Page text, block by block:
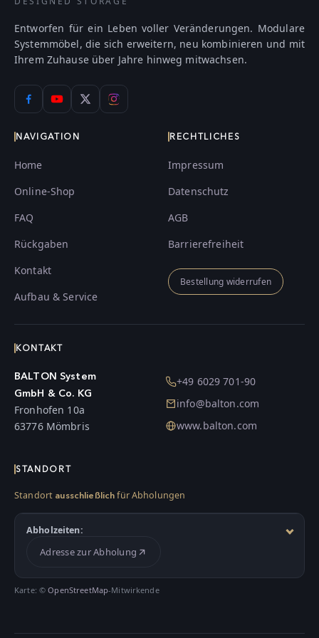
Entworfen für ein Leben voller Veränderungen. Modulare
Systemmöbel, die sich erweitern, neu kombinieren und mit
Ihrem Zuhause über Jahre hinweg mitwachsen.
NAVIGATION
Home
Online-Shop
FAQ
Rückgaben
Kontakt
Aufbau & Service
RECHTLICHES
Impressum
Datenschutz
AGB
Barrierefreiheit
Bestellung widerrufen
KONTAKT
BALTON System
GmbH & Co. KG
Fronhofen 10a
63776 Mömbris
+49 6029 701-90
info@balton.com
www.balton.com
STANDORT
Standort ausschließlich für Abholungen
Abholzeiten:
Adresse zur Abholung
Karte: ©OpenStreetMap-Mitwirkende